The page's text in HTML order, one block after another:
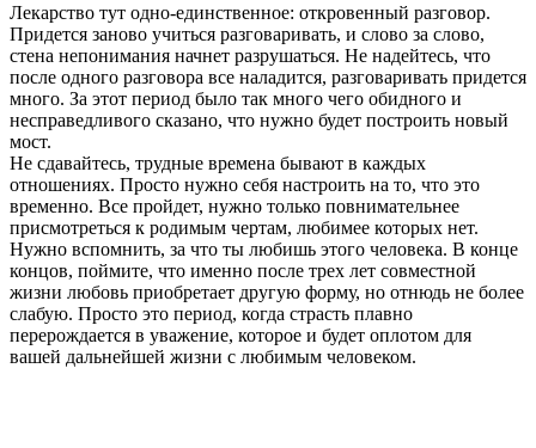
Лекарство тут одно-единственное: откровенный разговор.
Придется заново учиться разговаривать, и слово за слово,
стена непонимания начнет разрушаться. Не надейтесь, что
после одного разговора все наладится, разговаривать придется
много. За этот период было так много чего обидного и
несправедливого сказано, что нужно будет построить новый
мост.
Не сдавайтесь, трудные времена бывают в каждых
отношениях. Просто нужно себя настроить на то, что это
временно. Все пройдет, нужно только повнимательнее
присмотреться к родимым чертам, любимее которых нет.
Нужно вспомнить, за что ты любишь этого человека. В конце
концов, поймите, что именно после трех лет совместной
жизни любовь приобретает другую форму, но отнюдь не более
слабую. Просто это период, когда страсть плавно
перерождается в уважение, которое и будет оплотом для
вашей дальнейшей жизни с любимым человеком.